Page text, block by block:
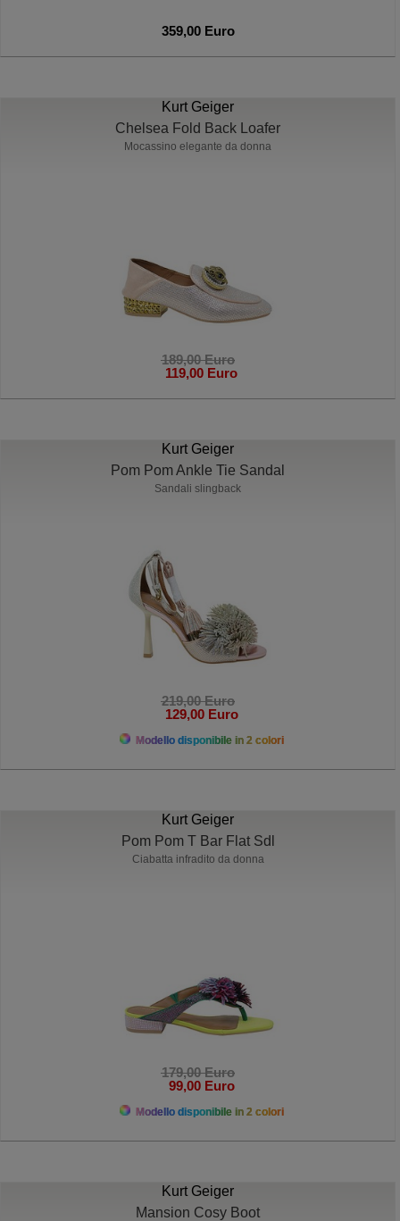
359,00 Euro
Kurt Geiger
Chelsea Fold Back Loafer
Mocassino elegante da donna
189,00 Euro
119,00 Euro
Kurt Geiger
Pom Pom Ankle Tie Sandal
Sandali slingback
219,00 Euro
129,00 Euro
Modello disponibile in 2 colori
Kurt Geiger
Pom Pom T Bar Flat Sdl
Ciabatta infradito da donna
179,00 Euro
99,00 Euro
Modello disponibile in 2 colori
Kurt Geiger
Mansion Cosy Boot